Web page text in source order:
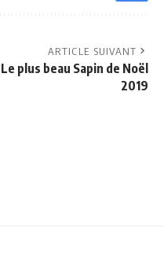
ARTICLE SUIVANT
Le plus beau Sapin de Noël
2019